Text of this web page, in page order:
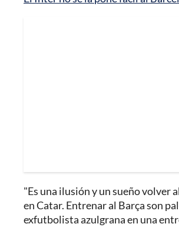
"Es una ilusión y un sueño volver
en Catar. Entrenar al Barça son
exfutbolista azulgrana en una